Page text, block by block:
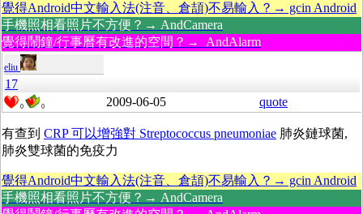
覺得Android中文輸入法(注音、倉頡)不易輸入？→ gcin Android
手機照相看照片不方便？→ AndCamera
覺得鬧鐘/行事曆有改進的空間？→ AndAlarm
eliu
17
0 0 2009-06-05 quote
有查到 CRP 可以增強對 Streptococcus pneumoniae 肺炎鏈球菌,
肺炎雙球菌的免疫力
覺得Android中文輸入法(注音、倉頡)不易輸入？→ gcin Android
手機照相看照片不方便？→ AndCamera